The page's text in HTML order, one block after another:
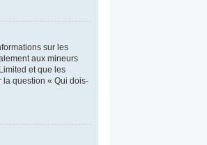
sur les
aux mineurs
et que les
la question « Qui dois-